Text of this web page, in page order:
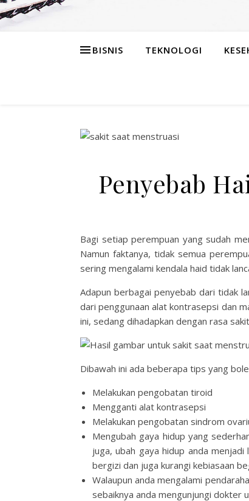
BISNIS TEKNOLOGI
Penyebab
Bagi setiap perempuan yang sudah
Namun faktanya, tidak semua
sering mengalami kendala haid tidak
Adapun berbagai penyebab dari tidak
dari penggunaan alat kontrasepsi dan
ini, sedang dihadapkan dengan rasa
Dibawah ini ada beberapa tips yang
Melakukan pengobatan tiroid
Mengganti alat kontrasepsi
Melakukan pengobatan sindrom
Mengubah gaya hidup yang
juga, ubah gaya hidup anda
bergizi dan juga kurangi kebiasaan
Walaupun anda mengalami
sebaiknya anda mengunjungi dokter